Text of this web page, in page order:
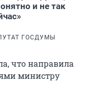
и не так
ГОСДУМЫ
что направила
министру